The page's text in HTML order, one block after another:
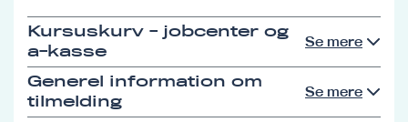
Kursuskurv - jobcenter og
a-kasse
Se mere
Generel information om
tilmelding
Se mere